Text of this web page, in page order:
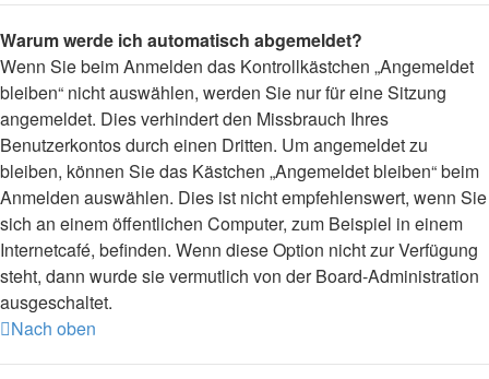
Warum werde ich automatisch abgemeldet?
Wenn Sie beim Anmelden das Kontrollkästchen „Angemeldet
bleiben“ nicht auswählen, werden Sie nur für eine Sitzung
angemeldet. Dies verhindert den Missbrauch Ihres
Benutzerkontos durch einen Dritten. Um angemeldet zu
bleiben, können Sie das Kästchen „Angemeldet bleiben“ beim
Anmelden auswählen. Dies ist nicht empfehlenswert, wenn Sie
sich an einem öffentlichen Computer, zum Beispiel in einem
Internetcafé, befinden. Wenn diese Option nicht zur Verfügung
steht, dann wurde sie vermutlich von der Board-Administration
ausgeschaltet.
Nach oben